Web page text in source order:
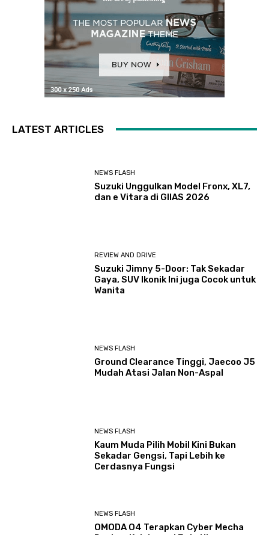
LATEST ARTICLES
NEWS FLASH
Suzuki Unggulkan Model Fronx, XL7,
dan e Vitara di GIIAS 2026
REVIEW AND DRIVE
Suzuki Jimny 5-Door: Tak Sekadar
Gaya, SUV Ikonik Ini juga Cocok untuk
Wanita
NEWS FLASH
Ground Clearance Tinggi, Jaecoo J5
Mudah Atasi Jalan Non-Aspal
NEWS FLASH
Kaum Muda Pilih Mobil Kini Bukan
Sekadar Gengsi, Tapi Lebih ke
Cerdasnya Fungsi
NEWS FLASH
OMODA O4 Terapkan Cyber Mecha